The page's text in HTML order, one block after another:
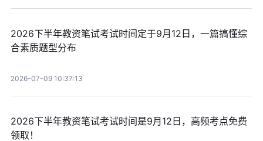
2026下半年教资笔试考试时间定于9月12日，一篇搞懂综
合素质题型分布
2026-07-09 10:37:13
2026下半年教资笔试考试时间是9月12日，高频考点免费
领取！